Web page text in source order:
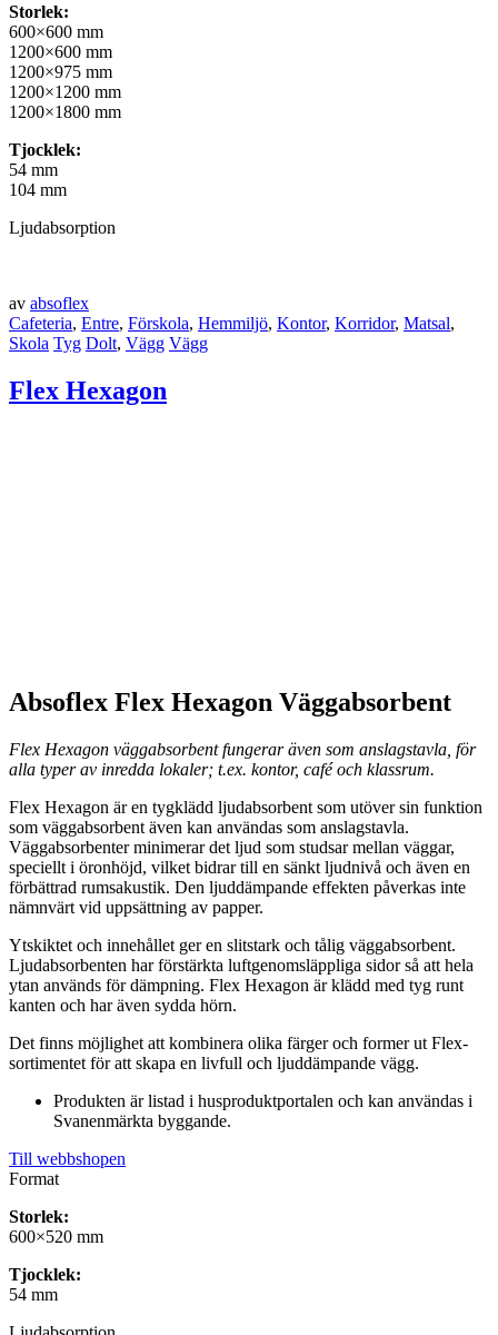
Storlek:
600×600 mm
1200×600 mm
1200×975 mm
1200×1200 mm
1200×1800 mm
Tjocklek:
54 mm
104 mm
Ljudabsorption
av absoflex
Cafeteria, Entre, Förskola, Hemmiljö, Kontor, Korridor, Matsal,
Skola Tyg Dolt, Vägg Vägg
Flex Hexagon
Absoflex Flex Hexagon Väggabsorbent
Flex Hexagon väggabsorbent fungerar även som anslagstavla, för
alla typer av inredda lokaler; t.ex. kontor, café och klassrum.
Flex Hexagon är en tygklädd ljudabsorbent som utöver sin funktion
som väggabsorbent även kan användas som anslagstavla.
Väggabsorbenter minimerar det ljud som studsar mellan väggar,
speciellt i öronhöjd, vilket bidrar till en sänkt ljudnivå och även en
förbättrad rumsakustik. Den ljuddämpande effekten påverkas inte
nämnvärt vid uppsättning av papper.
Ytskiktet och innehållet ger en slitstark och tålig väggabsorbent.
Ljudabsorbenten har förstärkta luftgenomsläppliga sidor så att hela
ytan används för dämpning. Flex Hexagon är klädd med tyg runt
kanten och har även sydda hörn.
Det finns möjlighet att kombinera olika färger och former ut Flex-
sortimentet för att skapa en livfull och ljuddämpande vägg.
Produkten är listad i husproduktportalen och kan användas i
Svanenmärkta byggande.
Till webbshopen
Format
Storlek:
600×520 mm
Tjocklek:
54 mm